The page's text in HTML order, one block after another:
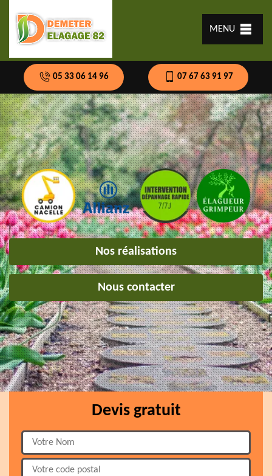
MENU
05 33 06 14 96 07 67 63 91 97
Nos réalisations
Nous contacter
Devis gratuit